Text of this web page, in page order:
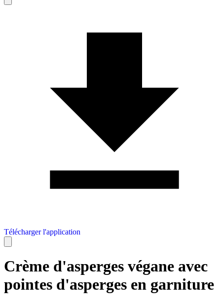
Télécharger l'application
Crème d'asperges végane avec
pointes d'asperges en garniture